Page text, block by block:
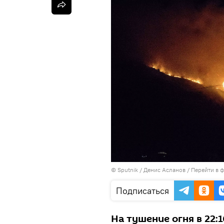
© Sputnik / Денис Асланов / Перейти в
Подписаться
На тушение огня в